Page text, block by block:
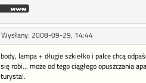
Wysłany: 2008-09-29, 14:44
body, lampa + długie szkiełko i palce chcą
się robi... może od tego ciągłego opuszczania
turysta!.